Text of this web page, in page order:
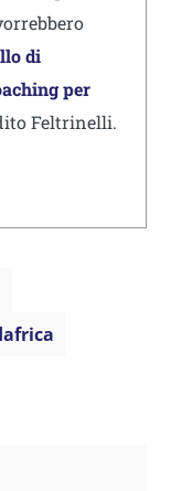
di
per
Feltrinelli.